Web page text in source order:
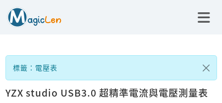
標籤：電壓表
YZX studio USB3.0 超精準電流與電壓測量表